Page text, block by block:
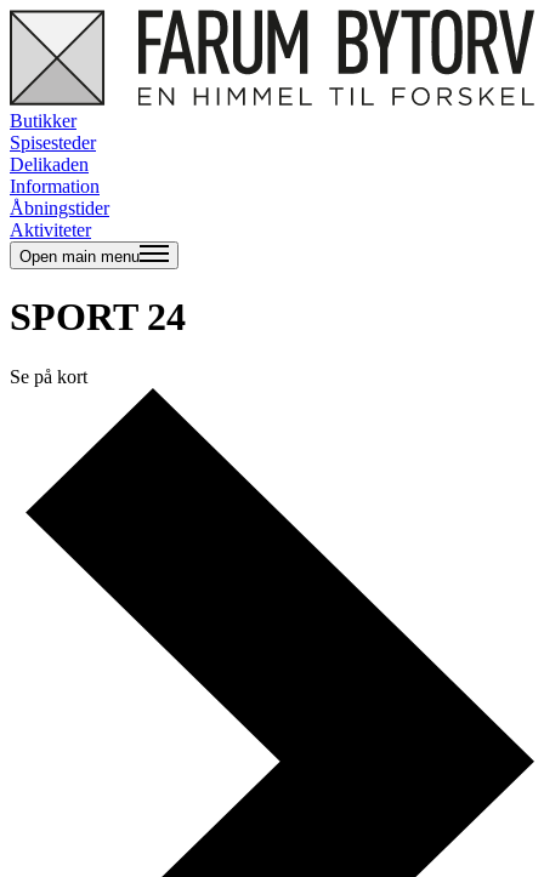
Butikker
Spisesteder
Delikaden
Information
Åbningstider
Aktiviteter
Open main menu
SPORT 24
Se på kort